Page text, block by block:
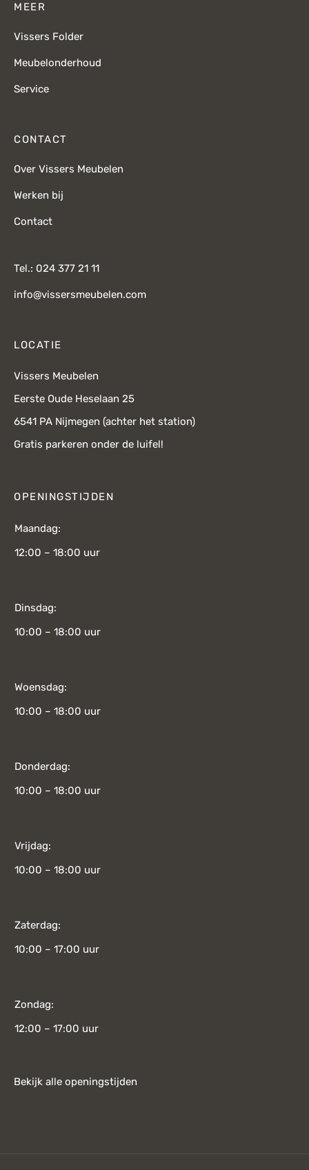
MEER
Vissers Folder
Meubelonderhoud
Service
CONTACT
Over Vissers Meubelen
Werken bij
Contact
Tel.: 024 377 21 11
info@vissersmeubelen.com
LOCATIE
Vissers Meubelen
Eerste Oude Heselaan 25
6541 PA Nijmegen (achter het station)
Gratis parkeren onder de luifel!
OPENINGSTIJDEN
Maandag:
12:00 – 18:00 uur
Dinsdag:
10:00 – 18:00 uur
Woensdag:
10:00 – 18:00 uur
Donderdag:
10:00 – 18:00 uur
Vrijdag:
10:00 – 18:00 uur
Zaterdag:
10:00 – 17:00 uur
Zondag:
12:00 – 17:00 uur
Bekijk alle openingstijden